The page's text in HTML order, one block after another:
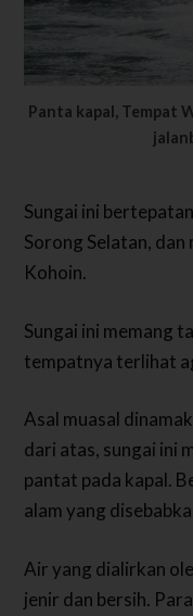
Panta kapal, Tempat
Sungai ini
Sorong Selatan, dan
Kohoin.
Sungai ini memang
tempatnya terlihat
Asal muasal
dari atas, sungai ini
pantat pada kapal.
alam yang
Air yang dialirkan
jenir dan bersih.